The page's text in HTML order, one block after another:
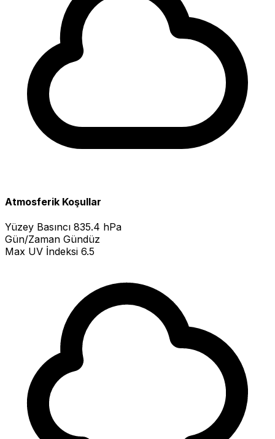
Atmosferik Koşullar
Yüzey Basıncı 835.4 hPa
Gün/Zaman Gündüz
Max UV İndeksi 6.5